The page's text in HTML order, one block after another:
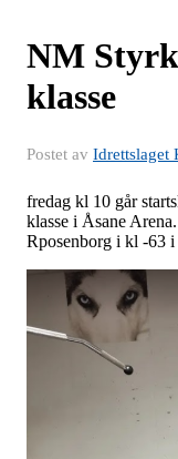
NM
klasse
Postet av Idrettslaget
fredag kl 10 går
klasse i Åsane
Rposenborg i kl -63